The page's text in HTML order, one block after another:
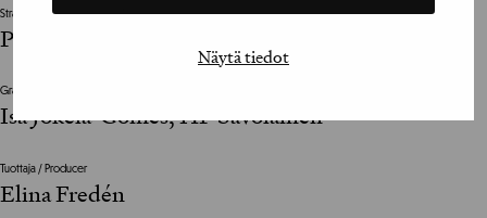
Näytä tiedot
Strategiajohtaja / Strategy Manager
Peter Barmer (Strategi)
Graafinen suunnittelija / Graphic Designer
Isa Jokela-Gomes, HP Savolainen
Tuottaja / Producer
Elina Fredén